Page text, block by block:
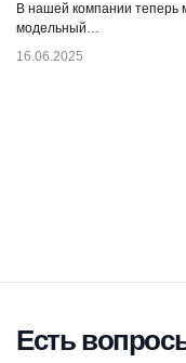
В нашей компании теперь
модельный…
16.06.2025
Есть